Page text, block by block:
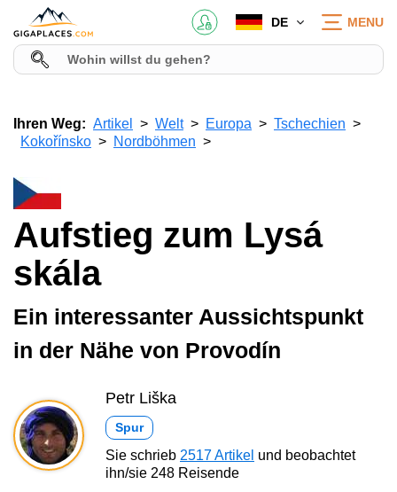
DE MENU
Ihren Weg: Artikel Welt Europa
Tschechien
Kokořínsko
Nordböhmen
Aufstieg zum Lysá
skála
Ein interessanter Aussichtspunkt
in der Nähe von Provodín
Petr Liška
Spur
Sie schrieb 2517 Artikel und beobachtet
ihn/sie 248 Reisende